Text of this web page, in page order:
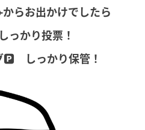
らお出かけでしたら
かり投票！
🅿️ しっかり保管！